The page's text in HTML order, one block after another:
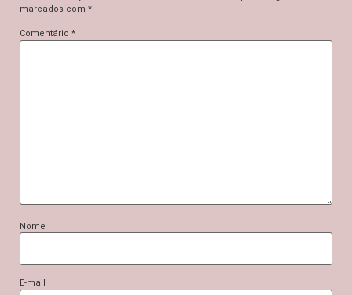
marcados com *
Comentário *
Nome
E-mail